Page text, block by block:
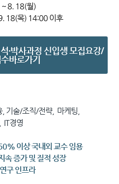
8. 18(월)
18(목) 14:00 이후
·박사과정 신입생 모집요강/
바로가기
기술/조직/전략, 마케팅,
IT경영
이상 국내외 교수 임용
속 증가 및 질적 성장
구 인프라